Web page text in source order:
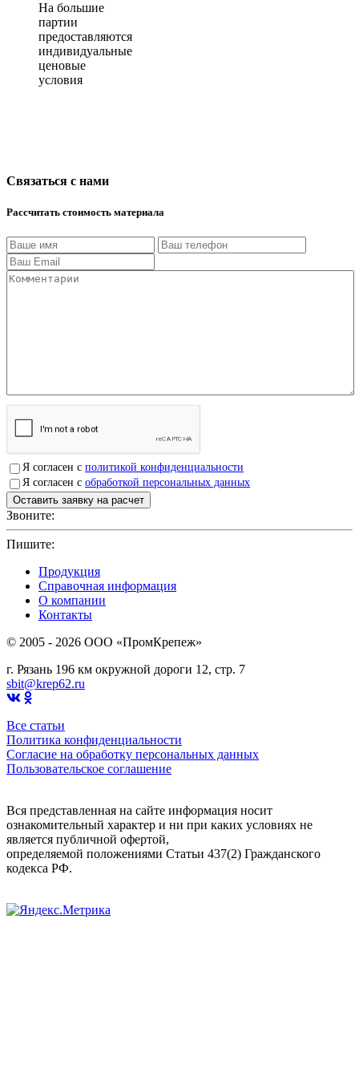
На большие
партии
предоставляются
индивидуальные
ценовые
условия
Связаться с нами
Рассчитать стоимость материала
Я согласен с политикой конфиденциальности
Я согласен с обработкой персональных данных
Звоните:
Пишите:
Продукция
Справочная информация
О компании
Контакты
© 2005 - 2026 OOO «ПромКрепеж»
г. Рязань 196 км окружной дороги 12, стр. 7
sbit@krep62.ru
Все статьи
Политика конфиденциальности
Согласие на обработку персональных данных
Пользовательское соглашение
Вся представленная на сайте информация носит
ознакомительный характер и ни при каких условиях не
является публичной офертой,
определяемой положениями Статьи 437(2) Гражданского
кодекса РФ.